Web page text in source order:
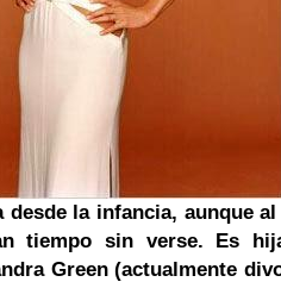
desde la infancia, aunque
tiempo sin verse. Es
Green (actualmente